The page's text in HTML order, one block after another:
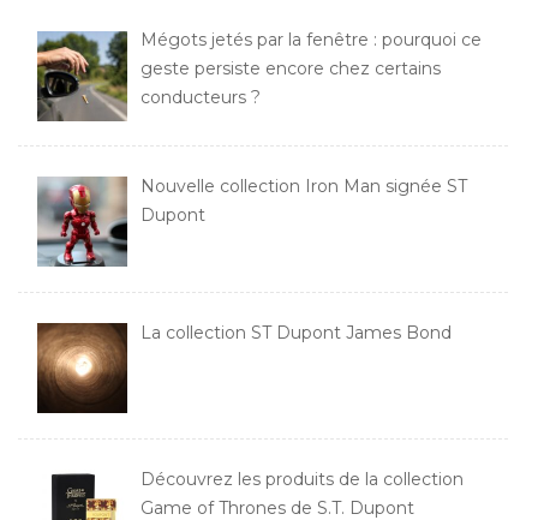
Mégots jetés par la fenêtre : pourquoi ce
geste persiste encore chez certains
conducteurs ?
Nouvelle collection Iron Man signée ST
Dupont
La collection ST Dupont James Bond
Découvrez les produits de la collection
Game of Thrones de S.T. Dupont